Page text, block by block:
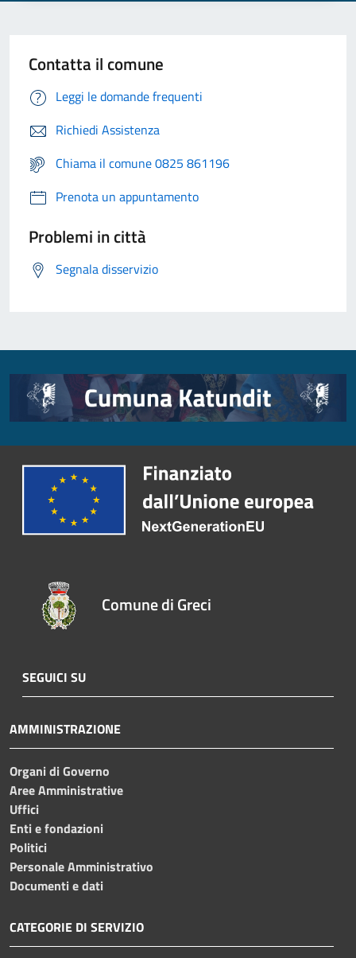
Contatta il comune
Leggi le domande frequenti
Richiedi Assistenza
Chiama il comune 0825 861196
Prenota un appuntamento
Problemi in città
Segnala disservizio
Comune di Greci
SEGUICI SU
AMMINISTRAZIONE
Organi di Governo
Aree Amministrative
Uffici
Enti e fondazioni
Politici
Personale Amministrativo
Documenti e dati
CATEGORIE DI SERVIZIO